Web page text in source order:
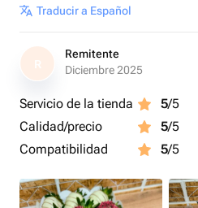
Traducir a Español
R
Remitente
Diciembre 2025
Servicio de la tienda 5/5
Calidad/precio
5/5
Compatibilidad
5/5